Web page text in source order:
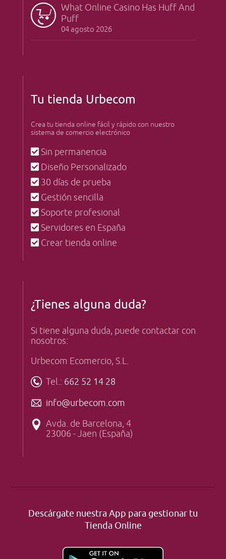
What Online Casino Has Huff And
Puff
04 agosto 2026
Tu tienda Urbecom
Crea tu tienda online fácil y rápido con nuestro
sistema de comercio electrónico
Sin permanencia
Diseño Personalizado
30 días de prueba
Gestión sencilla
Soporte profesional
Servidores en España
Crear tienda online
¿Tienes alguna duda?
Si tiene alguna duda, puede contactar con
nosotros:
Urbecom Ecomercio, S.L.
Tel.: 662 52 14 28
info@urbecom.com
Avda. de Barcelona, 4
23006 - Jaen (España)
Descárgate nuestra App para gestionar tu
Tienda Online